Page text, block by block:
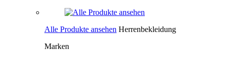
Alle Produkte ansehen Herrenbekleidung
Marken